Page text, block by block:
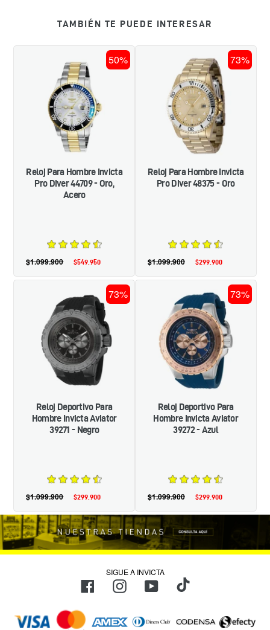
TAMBIÉN TE PUEDE INTERESAR
PARA
HOMBRE
INVICTA
PRO
DIVER
44709
-
ORO,
ACERO
50%
Reloj Para Hombre Invicta
Pro Diver 44709 - Oro,
Acero
Precio
$549.950
Precio
$1.099.900
PARA
HOMBRE
INVICTA
PRO
DIVER
48375
-
ORO
73%
Reloj Para Hombre Invicta
Pro Diver 48375 - Oro
Precio
$299.900
Precio
$1.099.900
DEPORTIVO
PARA
HOMBRE
INVICTA
AVIATOR
39271
-
NEGRO
73%
Reloj Deportivo Para
Hombre Invicta Aviator
39271 - Negro
Precio
oferta
$299.900
Precio
$1.099.900
DEPORTIVO
PARA
HOMBRE
INVICTA
AVIATOR
39272
-
AZUL
73%
Reloj Deportivo Para
Hombre Invicta Aviator
39272 - Azul
Precio
oferta
$299.900
Precio
$1.099.900
SIGUE A INVICTA
FacebookInstagramYouTubeTikTok
de